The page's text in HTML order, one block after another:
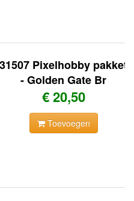
31507 Pixelhobby pakket
- Golden Gate Br
€ 20,50
Toevoegen